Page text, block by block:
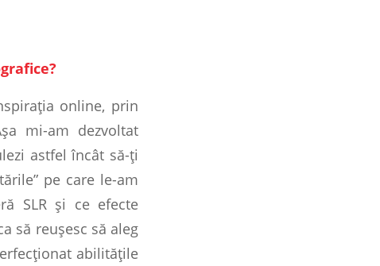
online, prin
mi-am dezvoltat
astfel încât să-ţi
pe care le-am
SLR şi ce efecte
să reuşesc să aleg
abilităţile